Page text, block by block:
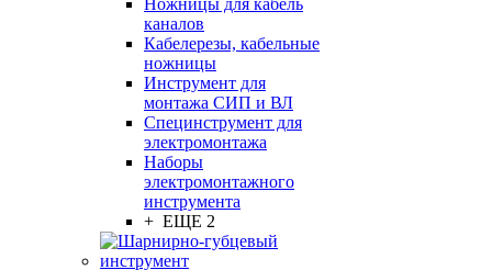
Ножницы для кабель
каналов
Кабелерезы, кабельные
ножницы
Инструмент для
монтажа СИП и ВЛ
Специнструмент для
электромонтажа
Наборы
электромонтажного
инструмента
+ ЕЩЕ 2